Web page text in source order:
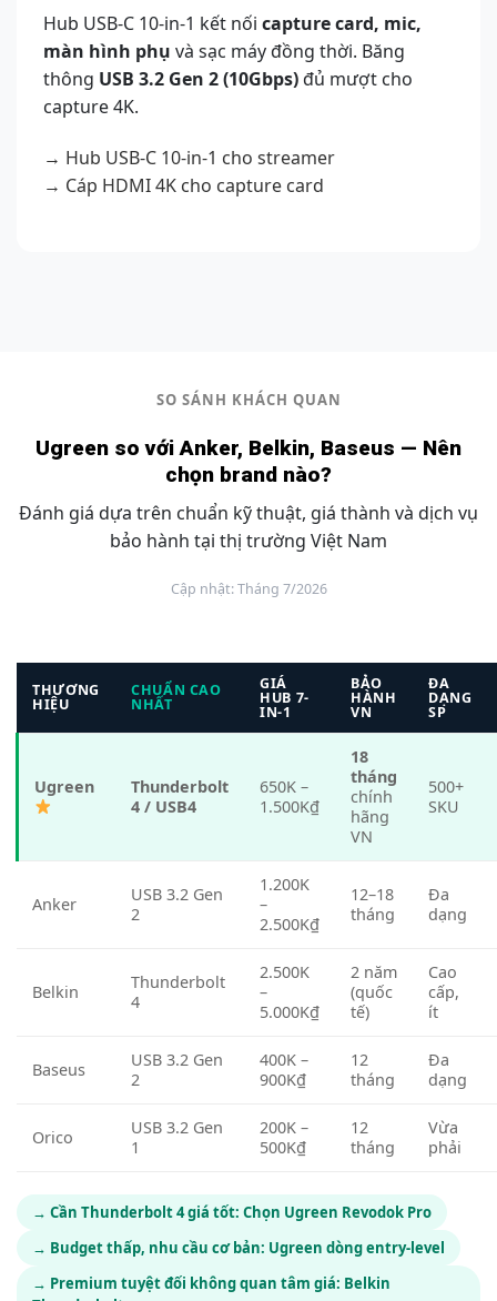
Hub USB-C 10-in-1 kết nối capture card, mic,
màn hình phụ và sạc máy đồng thời. Băng
thông USB 3.2 Gen 2 (10Gbps)đủ mượt cho
capture 4K.
→ Hub USB-C 10-in-1 cho streamer
→ Cáp HDMI 4K cho capture card
SO SÁNH KHÁCH QUAN
Ugreen so với Anker, Belkin, Baseus — Nên
chọn brand nào?
Đánh giá dựa trên chuẩn kỹ thuật, giá thành và dịch vụ
bảo hành tại thị trường Việt Nam
Cập nhật: Tháng 7/2026
THƯƠNG
HIỆU
CHUẨN CAO
NHẤT
GIÁ
HUB 7-
IN-1
BẢO
HÀNH
VN
ĐA
DẠNG
SP
Ugreen
Thunderbolt
4 / USB4
650K –
1.500K₫
18
tháng
chính
hãng
VN
500+
SKU
Anker
USB 3.2 Gen
2
1.200K
–
2.500K₫
12–18
tháng
Đa
dạng
Belkin
Thunderbolt
4
2.500K
–
5.000K₫
2 năm
(quốc
tế)
Cao
cấp,
ít
Baseus
USB 3.2 Gen
2
400K –
900K₫
12
tháng
Đa
dạng
Orico
USB 3.2 Gen
1
200K –
500K₫
12
tháng
Vừa
phải
→ Cần Thunderbolt 4 giá tốt: Chọn Ugreen Revodok Pro
→ Budget thấp, nhu cầu cơ bản: Ugreen dòng entry-level
→ Premium tuyệt đối không quan tâm giá: Belkin